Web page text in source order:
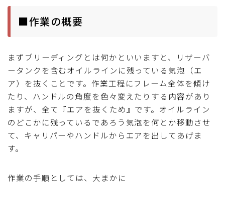
■作業の概要
まずブリーディングとは何かといいますと、リザーバ
ータンクを含むオイルラインに残っている気泡（エ
ア）を抜くことです。作業工程にフレーム全体を傾け
たり、ハンドルの角度を色々変えたりする内容があり
ますが、全て『エアを抜くため』です。オイルライン
のどこかに残っているであろう気泡を何とか移動させ
て、キャリパーやハンドルからエアを出してあげま
す。
作業の手順としては、大まかに